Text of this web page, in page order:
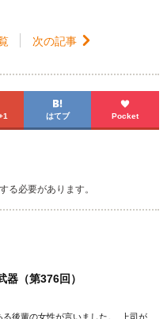
次の記事 

はてブ

Pocket
する必要があります。
器（第376回）
る後輩の女性が言いました。 上司が